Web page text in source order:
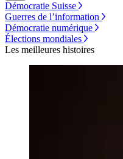
Démocratie Suisse
Guerres de l’information
Démocratie numérique
Élections mondiales
Les meilleures histoires